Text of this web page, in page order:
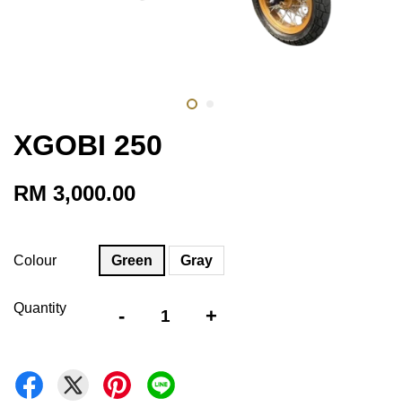
XGOBI 250
RM 3,000.00
Colour Green Gray
Quantity - +